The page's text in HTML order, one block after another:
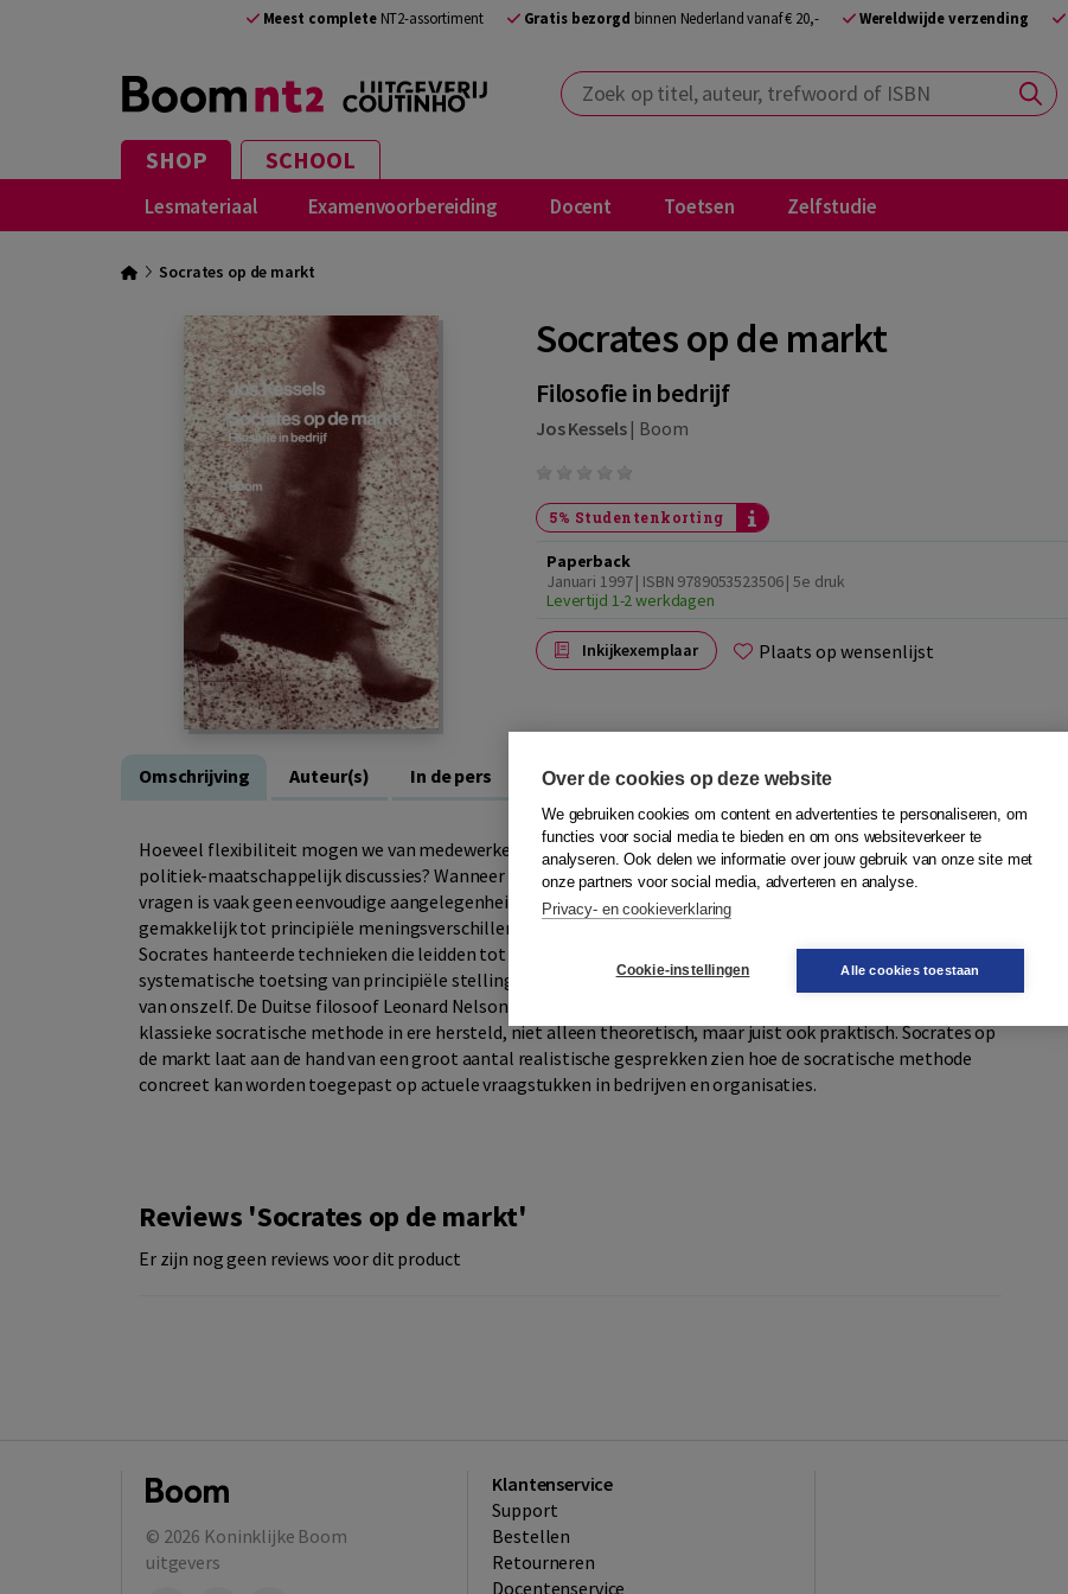
Meest completeNT2-assortiment Gratis bezorgd binnen Nederland vanaf € 20,- Wereldwijde verzending
Zoek op titel, auteur, trefwoord of ISBN
SHOP SCHOOL
Lesmateriaal Examenvoorbereiding Docent Toetsen Zelfstudie
Socrates op de markt
Socrates op de markt
Filosofie in bedrijf
Jos Kessels| Boom
5% Studentenkorting
Paperback
Januari 1997 | ISBN 9789053523506 | 5e druk
Levertijd 1-2 werkdagen
Inkijkexemplaar Plaats op wensenlijst
Omschrijving Auteur(s) In de pers
Hoeveel flexibiliteit mogen we van medewerkers verwachten? Kunnen we als organisatie stelling nemen in
politiek-maatschappelijk discussies? Wanneer is schaalvergroting gewenst? Het bespreken van dit soort
vragen is vaak geen eenvoudige aangelegenheid. Het gaat immers om complexe, ingrijpende kwesties die
gemakkelijk tot principiële meningsverschillen kunnen leiden. Hoe kun je zulke gesprekken aanpakken?
Socrates hanteerde technieken die leidden tot grondige analyse van fundamentele vragen, tot een
systematische toetsing van principiële stellingnames, tot een diepteonderzoek van onze denkbeelden en
van onszelf. De Duitse filosoof Leonard Nelson en zijn leerling Gustav Heckmann hebben in onze eeuw de
klassieke socratische methode in ere hersteld, niet alleen theoretisch, maar juist ook praktisch. Socrates op
de markt laat aan de hand van een groot aantal realistische gesprekken zien hoe de socratische methode
concreet kan worden toegepast op actuele vraagstukken in bedrijven en organisaties.
Reviews 'Socrates op de markt'
Er zijn nog geen reviews voor dit product
© 2026 Koninklijke Boom
uitgevers
Klantenservice
Support
Bestellen
​Retourneren
Docentenservice
Over de cookies op deze website
We gebruiken cookies om content en advertenties te personaliseren, om
functies voor social media te bieden en om ons websiteverkeer te
analyseren. Ook delen we informatie over jouw gebruik van onze site met
onze partners voor social media, adverteren en analyse.
Privacy- en cookieverklaring
Cookie-instellingen Alle cookies toestaan